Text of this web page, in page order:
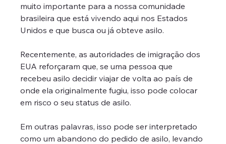
muito importante para a nossa comunidade
brasileira que está vivendo aqui nos Estados
Unidos e que busca ou já obteve asilo.
Recentemente, as autoridades de imigração dos
EUA reforçaram que, se uma pessoa que
recebeu asilo decidir viajar de volta ao país de
onde ela originalmente fugiu, isso pode colocar
em risco o seu status de asilo.
Em outras palavras, isso pode ser interpretado
como um abandono do pedido de asilo, levando